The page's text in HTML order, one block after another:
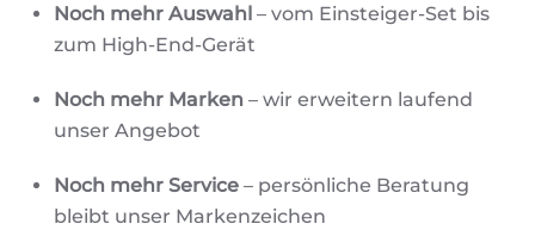
Noch mehr Auswahl – vom Einsteiger-Set bis
zum High-End-Gerät
Noch mehr Marken – wir erweitern laufend
unser Angebot
Noch mehr Service – persönliche Beratung
bleibt unser Markenzeichen